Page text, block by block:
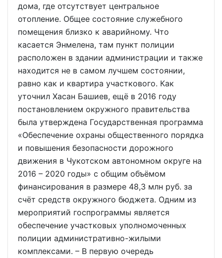
дома, где отсутствует центральное
отопление. Общее состояние служебного
помещения близко к аварийному. Что
касается Энмелена, там пункт полиции
расположен в здании администрации и также
находится не в самом лучшем состоянии,
равно как и квартира участкового. Как
уточнил Хасан Башиев, ещё в 2016 году
постановлением окружного правительства
была утверждена Государственная программа
«Обеспечение охраны общественного порядка
и повышения безопасности дорожного
движения в Чукотском автономном округе на
2016 – 2020 годы» с общим объёмом
финансирования в размере 48,3 млн руб. за
счёт средств окружного бюджета. Одним из
мероприятий госпрограммы является
обеспечение участковых уполномоченных
полиции административно-жилыми
комплексами. – В первую очередь